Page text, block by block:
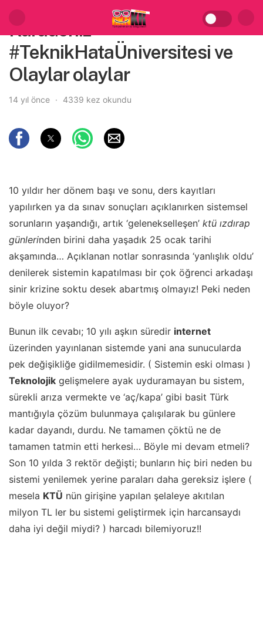
Karadeniz
#TeknikHataÜniversitesi ve
Olaylar olaylar
14 yıl önce 4339 kez okundu
10 yıldır her dönem başı ve sonu, ders kayıtları
yapılırken ya da sınav sonuçları açıklanırken sistemsel
sorunların yaşandığı, artık ‘gelenekselleşen’ ktü ızdırap
günlerinden birini daha yaşadık 25 ocak tarihi
akşamında… Açıklanan notlar sonrasında ‘yanlışlık oldu’
denilerek sistemin kapatılması bir çok öğrenci arkadaşı
sinir krizine soktu desek abartmış olmayız! Peki neden
böyle oluyor?
Bunun ilk cevabı; 10 yılı aşkın süredir internet
üzerinden yayınlanan sistemde yani ana sunucularda
pek değişikliğe gidilmemesidir. ( Sistemin eski olması )
Teknolojik gelişmelere ayak uyduramayan bu sistem,
sürekli arıza vermekte ve ‘aç/kapa’ gibi basit Türk
mantığıyla çözüm bulunmaya çalışılarak bu günlere
kadar dayandı, durdu. Ne tamamen çöktü ne de
tamamen tatmin etti herkesi… Böyle mi devam etmeli?
Son 10 yılda 3 rektör değişti; bunların hiç biri neden bu
sistemi yenilemek yerine paraları daha gereksiz işlere (
mesela KTÜ nün girişine yapılan şelaleye akıtılan
milyon TL ler bu sistemi geliştirmek için harcansaydı
daha iyi değil miydi? ) harcadı bilemiyoruz!!